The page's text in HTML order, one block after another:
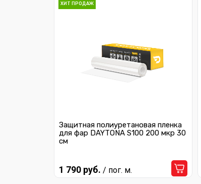
ХИТ ПРОДАЖ
Защитная полиуретановая пленка
для фар DAYTONA S100 200 мкр 30
см
1 790 руб. / пог. м.